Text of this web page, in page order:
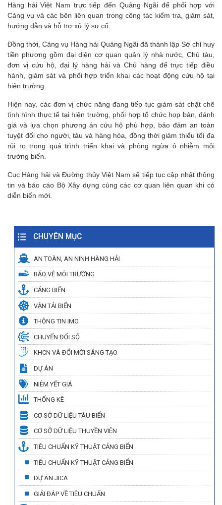
Hàng hải Việt Nam trực tiếp đến Quảng Ngãi để phối hợp với
Cảng vụ và các bên liên quan trong công tác kiểm tra, giám sát,
hướng dẫn và hỗ trợ xử lý sự cố.
Đồng thời, Cảng vụ Hàng hải Quảng Ngãi đã thành lập Sở chỉ huy
tiền phương gồm đại diện cơ quan quản lý nhà nước, Chủ tàu,
đơn vị cứu hộ, đại lý hàng hải và Chủ hàng để trực tiếp điều
hành, giám sát và phối hợp triển khai các hoạt động cứu hộ tại
hiện trường.
Hiện nay, các đơn vị chức năng đang tiếp tục giám sát chặt chẽ
tình hình thực tế tại hiện trường, phối hợp tổ chức họp bàn, đánh
giá và lựa chọn phương án cứu hộ phù hợp, bảo đảm an toàn
tuyệt đối cho người, tàu và hàng hóa, đồng thời giảm thiểu tối đa
rủi ro trong quá trình triển khai và phòng ngừa ô nhiễm môi
trường biển.
Cục Hàng hải và Đường thủy Việt Nam sẽ tiếp tục cập nhật thông
tin và báo cáo Bộ Xây dựng cùng các cơ quan liên quan khi có
diễn biến mới.
CHUYÊN MỤC
AN TOÀN, AN NINH HÀNG HẢI
BẢO VỆ MÔI TRƯỜNG
CẢNG BIỂN
VẬN TẢI BIỂN
THÔNG TIN IMO
CHUYỂN ĐỔI SỐ
KHCN VÀ ĐỔI MỚI SÁNG TẠO
DỰ ÁN
NIÊM YẾT GIÁ
THỐNG KÊ
CƠ SỞ DỮ LIỆU TÀU BIỂN
CƠ SỞ DỮ LIỆU THUYỀN VIÊN
TIÊU CHUẨN KỸ THUẬT CẢNG BIỂN
TIÊU CHUẨN KỸ THUẬT CẢNG BIỂN
DỰ ÁN JICA
GIẢI ĐÁP VỀ TIÊU CHUẨN